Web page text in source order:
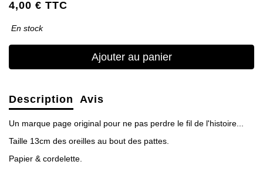
4,00 € TTC
En stock
Ajouter au panier
Description Avis
Un marque page original pour ne pas perdre le fil de l'histoire...
Taille 13cm des oreilles au bout des pattes.
Papier & cordelette.